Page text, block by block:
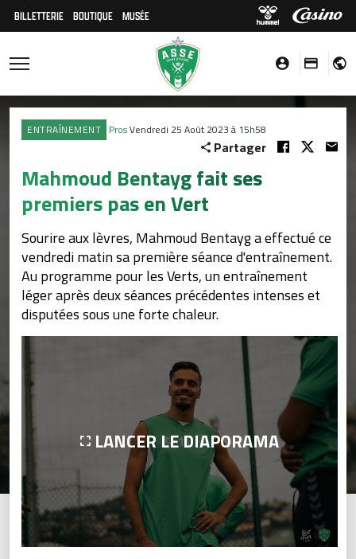
BILLETTERIE BOUTIQUE MUSÉE
ENTRAÎNEMENT ProsVendredi 25 Août 2023 à 15h58
Partager
Mahmoud Bentayg fait ses
premiers pas en Vert
Sourire aux lèvres, Mahmoud Bentayg a effectué ce
vendredi matin sa première séance d'entraînement.
Au programme pour les Verts, un entraînement
léger après deux séances précédentes intenses et
disputées sous une forte chaleur.
LANCER LE DIAPORAMA